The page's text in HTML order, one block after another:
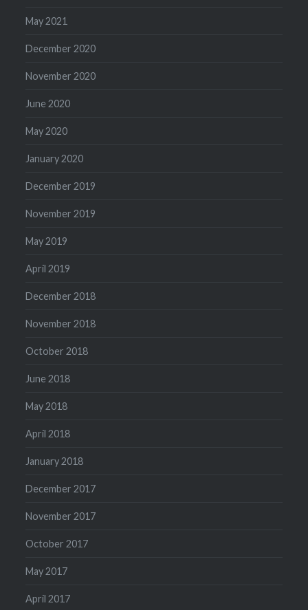
May 2021
December 2020
November 2020
June 2020
May 2020
January 2020
December 2019
November 2019
May 2019
April 2019
December 2018
November 2018
October 2018
June 2018
May 2018
April 2018
January 2018
December 2017
November 2017
October 2017
May 2017
April 2017